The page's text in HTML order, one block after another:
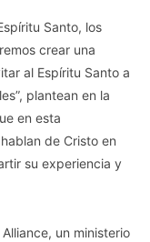
Santo, los
crear una
al Espíritu Santo a
plantean en la
en esta
de Cristo en
su experiencia y
un ministerio